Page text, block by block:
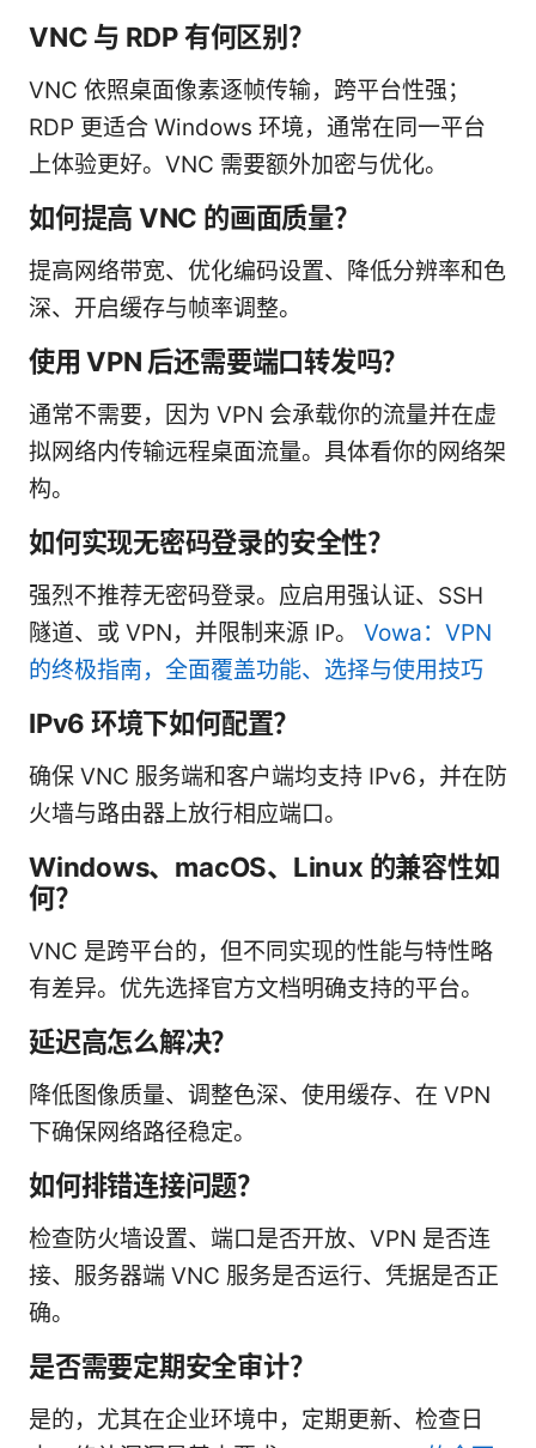
VNC 与 RDP 有何区别？
VNC 依照桌面像素逐帧传输，跨平台性强；
RDP 更适合 Windows 环境，通常在同一平台
上体验更好。VNC 需要额外加密与优化。
如何提高 VNC 的画面质量？
提高网络带宽、优化编码设置、降低分辨率和色
深、开启缓存与帧率调整。
使用 VPN 后还需要端口转发吗？
通常不需要，因为 VPN 会承载你的流量并在虚
拟网络内传输远程桌面流量。具体看你的网络架
构。
如何实现无密码登录的安全性？
强烈不推荐无密码登录。应启用强认证、SSH
隧道、或 VPN，并限制来源 IP。 Vowa：VPN
的终极指南，全面覆盖功能、选择与使用技巧
IPv6 环境下如何配置？
确保 VNC 服务端和客户端均支持 IPv6，并在防
火墙与路由器上放行相应端口。
Windows、macOS、Linux 的兼容性如
何？
VNC 是跨平台的，但不同实现的性能与特性略
有差异。优先选择官方文档明确支持的平台。
延迟高怎么解决？
降低图像质量、调整色深、使用缓存、在 VPN
下确保网络路径稳定。
如何排错连接问题？
检查防火墙设置、端口是否开放、VPN 是否连
接、服务器端 VNC 服务是否运行、凭据是否正
确。
是否需要定期安全审计？
是的，尤其在企业环境中，定期更新、检查日